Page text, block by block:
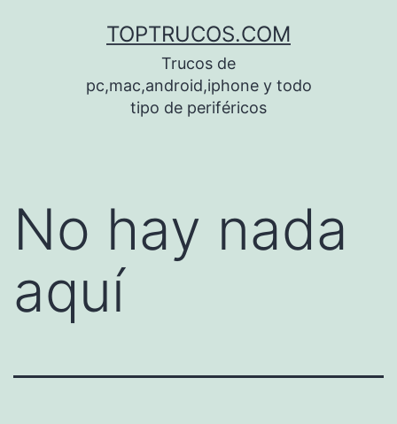
TOPTRUCOS.COM
Trucos de
pc,mac,android,iphone y todo
tipo de periféricos
No hay nada
aquí